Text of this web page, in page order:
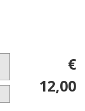
€
12,00